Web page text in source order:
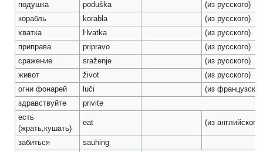
подушка
poduška
(из русского)
корабль
korabla
(из русского)
хватка
Hvatka
(из русского)
приправа
pripravo
(из русского)
сражение
sraženje
(из русского)
живот
život
(из русского)
огни фонарей
luči
(из
здравствуйте
privite
есть
(жрать,кушать)
eat (из английского)
забиться
sauhing